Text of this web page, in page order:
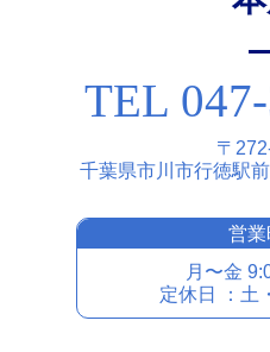
TEL
〒
千葉県市川市⾏徳駅
営業
⽉〜⾦
定休⽇ ：⼟